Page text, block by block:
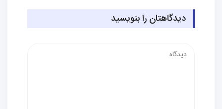
دیدگاهتان را بنویسید